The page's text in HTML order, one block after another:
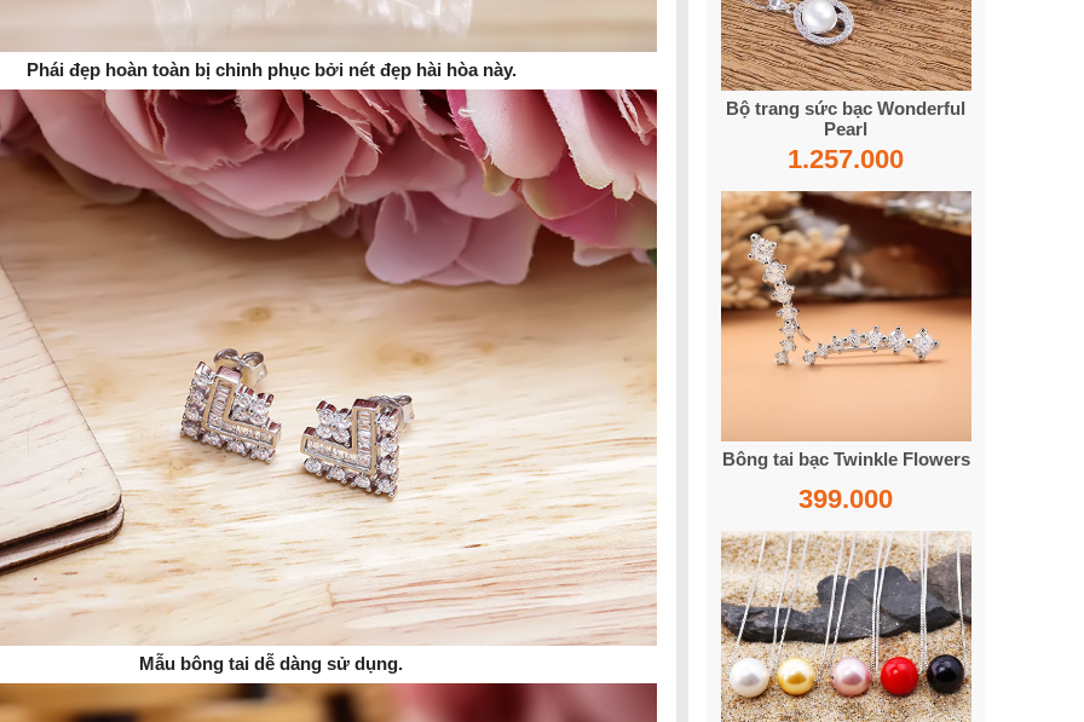
Phái đẹp hoàn toàn bị chinh phục bởi nét đẹp hài hòa này.
Mẫu bông tai dễ dàng sử dụng.
Bộ trang sức bạc Wonderful
Pearl
1.257.000
Bông tai bạc Twinkle Flowers
399.000